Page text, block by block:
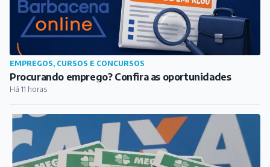
EMPREGOS, CURSOS E CONCURSOS
Procurando emprego? Confira as oportunidades
Há 11 horas